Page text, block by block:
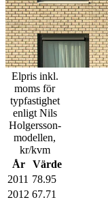
Elpris inkl.
moms för
typfastighet
enligt Nils
Holgersson-
modellen,
kr/kvm
År
Värde
2011 78.95
2012 67.71